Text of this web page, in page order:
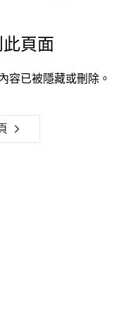
頁面
容已被隱藏或刪除。